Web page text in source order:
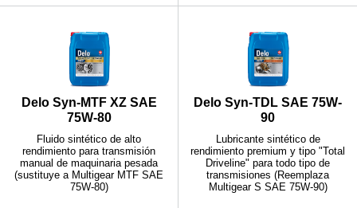
Delo Syn-MTF XZ SAE
75W-80
Fluido sintético de alto
rendimiento para transmisión
manual de maquinaria pesada
(sustituye a Multigear MTF SAE
75W-80)
Delo Syn-TDL SAE 75W-
90
Lubricante sintético de
rendimiento premium y tipo "Total
Driveline" para todo tipo de
transmisiones (Reemplaza
Multigear S SAE 75W-90)